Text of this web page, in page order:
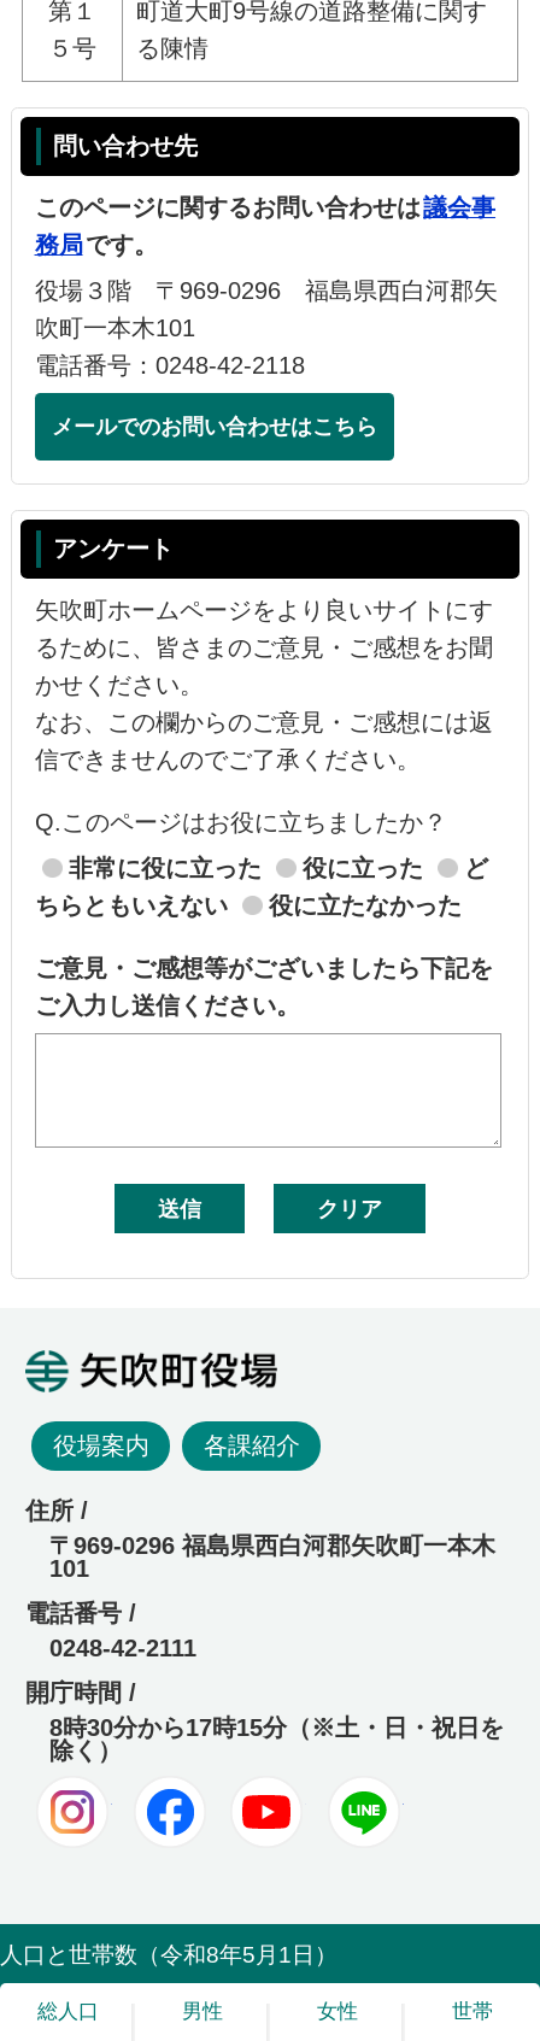
第１
５号
町道大町9号線の道路整備に関す
る陳情
問い合わせ先
このページに関するお問い合わせは議会事
務局です。
役場３階 〒969-0296 福島県西白河郡矢
吹町一本木101
電話番号：0248-42-2118
メールでのお問い合わせはこちら
アンケート
矢吹町ホームページをより良いサイトにす
るために、皆さまのご意見・ご感想をお聞
かせください。
なお、この欄からのご意見・ご感想には返
信できませんのでご了承ください。
Q.このページはお役に立ちましたか？
非常に役に立った
役に立った
ど
ちらともいえない
役に立たなかった
ご意見・ご感想等がございましたら下記を
ご入力し送信ください。
役場案内 各課紹介
住所 /
〒969-0296 福島県西白河郡矢吹町一本木
101
電話番号 /
0248-42-2111
開庁時間 /
8時30分から17時15分（※土・日・祝日を
除く）
Instagram Facebook Youtube